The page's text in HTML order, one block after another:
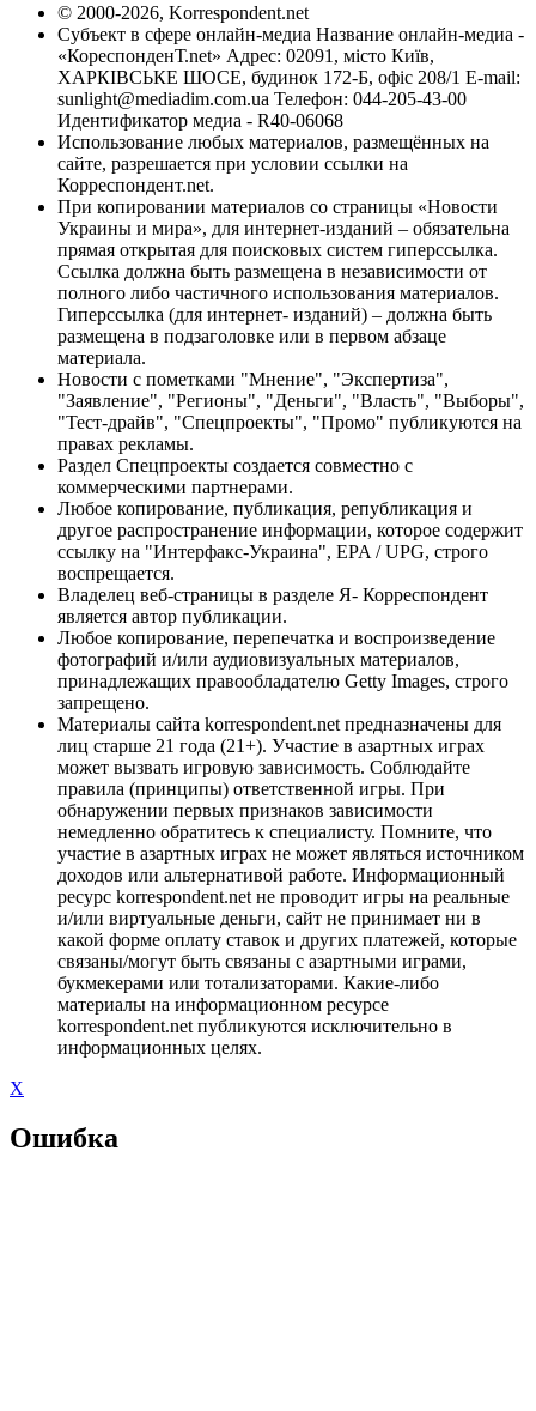
© 2000-2026, Korrespondent.net
Субъект в сфере онлайн-медиа Название онлайн-медиа -
«КореспонденТ.net» Адрес: 02091, місто Київ,
ХАРКІВСЬКЕ ШОСЕ, будинок 172-Б, офіс 208/1 E-mail:
sunlight@mediadim.com.ua Телефон: 044-205-43-00
Идентификатор медиа - R40-06068
Использование любых материалов, размещённых на
сайте, разрешается при условии ссылки на
Корреспондент.net.
При копировании материалов со страницы «Новости
Украины и мира», для интернет-изданий – обязательна
прямая открытая для поисковых систем гиперссылка.
Ссылка должна быть размещена в независимости от
полного либо частичного использования материалов.
Гиперссылка (для интернет- изданий) – должна быть
размещена в подзаголовке или в первом абзаце
материала.
Новости с пометками "Мнение", "Экспертиза",
"Заявление", "Регионы", "Деньги", "Власть", "Выборы",
"Тест-драйв", "Спецпроекты", "Промо" публикуются на
правах рекламы.
Раздел Спецпроекты создается совместно с
коммерческими партнерами.
Любое копирование, публикация, републикация и
другое распространение информации, которое содержит
ссылку на "Интерфакс-Украина", EPA / UPG, строго
воспрещается.
Владелец веб-страницы в разделе Я- Корреспондент
является автор публикации.
Любое копирование, перепечатка и воспроизведение
фотографий и/или аудиовизуальных материалов,
принадлежащих правообладателю Getty Images, строго
запрещено.
Материалы сайта korrespondent.net предназначены для
лиц старше 21 года (21+). Участие в азартных играх
может вызвать игровую зависимость. Соблюдайте
правила (принципы) ответственной игры. При
обнаружении первых признаков зависимости
немедленно обратитесь к специалисту. Помните, что
участие в азартных играх не может являться источником
доходов или альтернативой работе. Информационный
ресурс korrespondent.net не проводит игры на реальные
и/или виртуальные деньги, сайт не принимает ни в
какой форме оплату ставок и других платежей, которые
связаны/могут быть связаны с азартными играми,
букмекерами или тотализаторами. Какие-либо
материалы на информационном ресурсе
korrespondent.net публикуются исключительно в
информационных целях.
X
Ошибка